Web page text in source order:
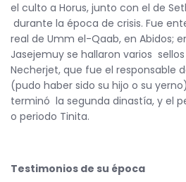
el culto a Horus, junto con el de
durante la época de crisis. Fue
real de Umm el-Qaab, en Abidos;
Jasejemuy se hallaron varios
Necherjet, que fue el responsable
(pudo haber sido su hijo o su
terminó la segunda dinastía, y el
o periodo Tinita.
Testimonios de su época